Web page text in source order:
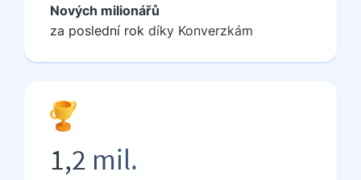
Nových milionářů
za poslední rok díky Konverzkám
1,2 mil.